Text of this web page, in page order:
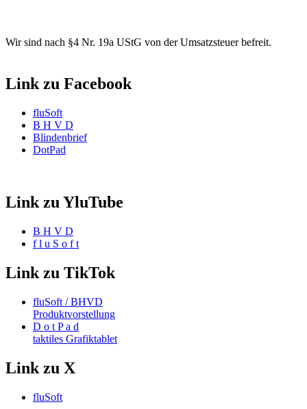
Wir sind nach §4 Nr. 19a UStG von der Umsatzsteuer befreit.
Link zu Facebook
fluSoft
B H V D
Blindenbrief
DotPad
Link zu YluTube
B H V D
f l u S o f t
Link zu TikTok
fluSoft / BHVD
Produktvorstellung
D o t P a d
taktiles Grafiktablet
Link zu X
fluSoft